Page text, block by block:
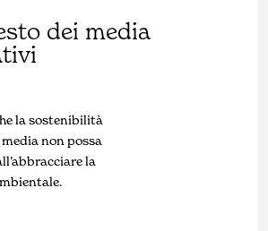
dei media
la sostenibilità
non possa
la